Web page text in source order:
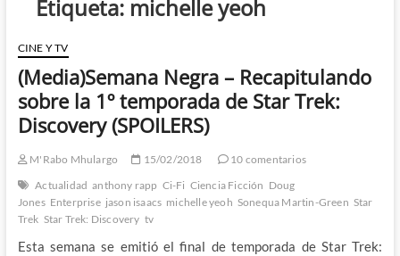
Etiqueta: michelle yeoh
CINE Y TV
(Media)Semana Negra – Recapitulando
sobre la 1º temporada de Star Trek:
Discovery (SPOILERS)
M'Rabo Mhulargo 15/02/2018
10 comentarios
Actualidad anthony rapp Ci-Fi Ciencia Ficción Doug
Jones Enterprise jason isaacs michelle yeoh Sonequa Martin-Green Star
Trek Star Trek: Discovery tv
Esta semana se emitió el final de temporada de Star Trek: